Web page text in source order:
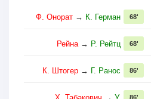
Ф. Онoрат → К. Герман 68'
Рейна→ Р. Рейтц 68'
К. Штогер → Г. Ранос 86'
86'